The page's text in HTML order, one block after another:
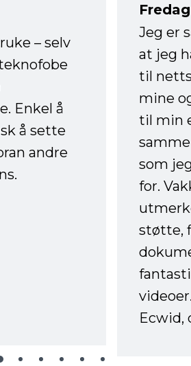
– selv
Enkel å
å sette
andre
Jeg er
at jeg
til
mine
til min
som
for.
støtte,
Ecwid,